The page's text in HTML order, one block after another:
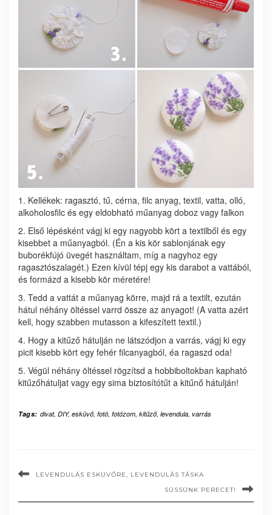
1. Kellékek: ragasztó, tű, cérna, filc anyag, textil, vatta, olló,
alkoholosfilc és egy eldobható műanyag doboz vagy falkon
2. Első lépésként vágj ki egy nagyobb kört a textilből és egy
kisebbet a műanyagból. (Én a kis kör sablonjának egy
buborékfújó üvegét használtam, míg a nagyhoz egy
ragasztószalagét.) Ezen kívül tépj egy kis darabot a vattából,
és formázd a kisebb kör méretére!
3. Tedd a vattát a műanyag körre, majd rá a textilt, ezután
hátul néhány öltéssel varrd össze az anyagot! (A vatta azért
kell, hogy szabben mutasson a kifeszített textil.)
4. Hogy a kitűző hátulján ne látszódjon a varrás, vágj ki egy
picit kisebb kört egy fehér filcanyagból, éa ragaszd oda!
5. Végül néhány öltéssel rögzítsd a hobbiboltokban kapható
kitűzőhátuljat vagy egy sima biztosítótűt a kitűnő hátulján!
Tags: divat, DIY, esküvő, fotó, fotózom, kitűző, levendula, varrás
LEVENDULÁS ESKÜVŐRE, LEVENDULÁS TÁSKA
SÜSSÜNK PERECET!